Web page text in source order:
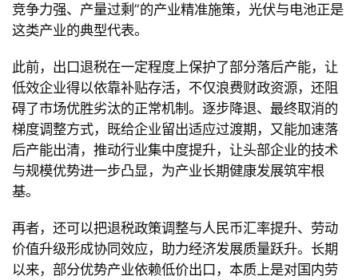
竞争力强、产量过剩”的产业精准施策，光伏与电池正是
这类产业的典型代表。
此前，出口退税在一定程度上保护了部分落后产能，让
低效企业得以依靠补贴存活，不仅浪费财政资源，还阻
碍了市场优胜劣汰的正常机制。逐步降退、最终取消的
梯度调整方式，既给企业留出适应过渡期，又能加速落
后产能出清，推动行业集中度提升，让头部企业的技术
与规模优势进一步凸显，为产业长期健康发展筑牢根
基。
再者，还可以把退税政策调整与人民币汇率提升、劳动
价值升级形成协同效应，助力经济发展质量跃升。长期
以来，部分优势产业依赖低价出口，本质上是对国内劳